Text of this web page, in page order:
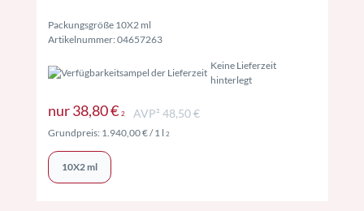
Packungsgröße 10X2 ml
Artikelnummer: 04657263
Keine Lieferzeit
hinterlegt
nur38,80 € 2Preise inkl. MwSt. ggf. zzgl. Versand
AVP² 48,50 €
Grundpreis: 1.940,00 €/ 1 l 2Preise inkl. MwSt. ggf. zzgl. Versand
10X2 ml